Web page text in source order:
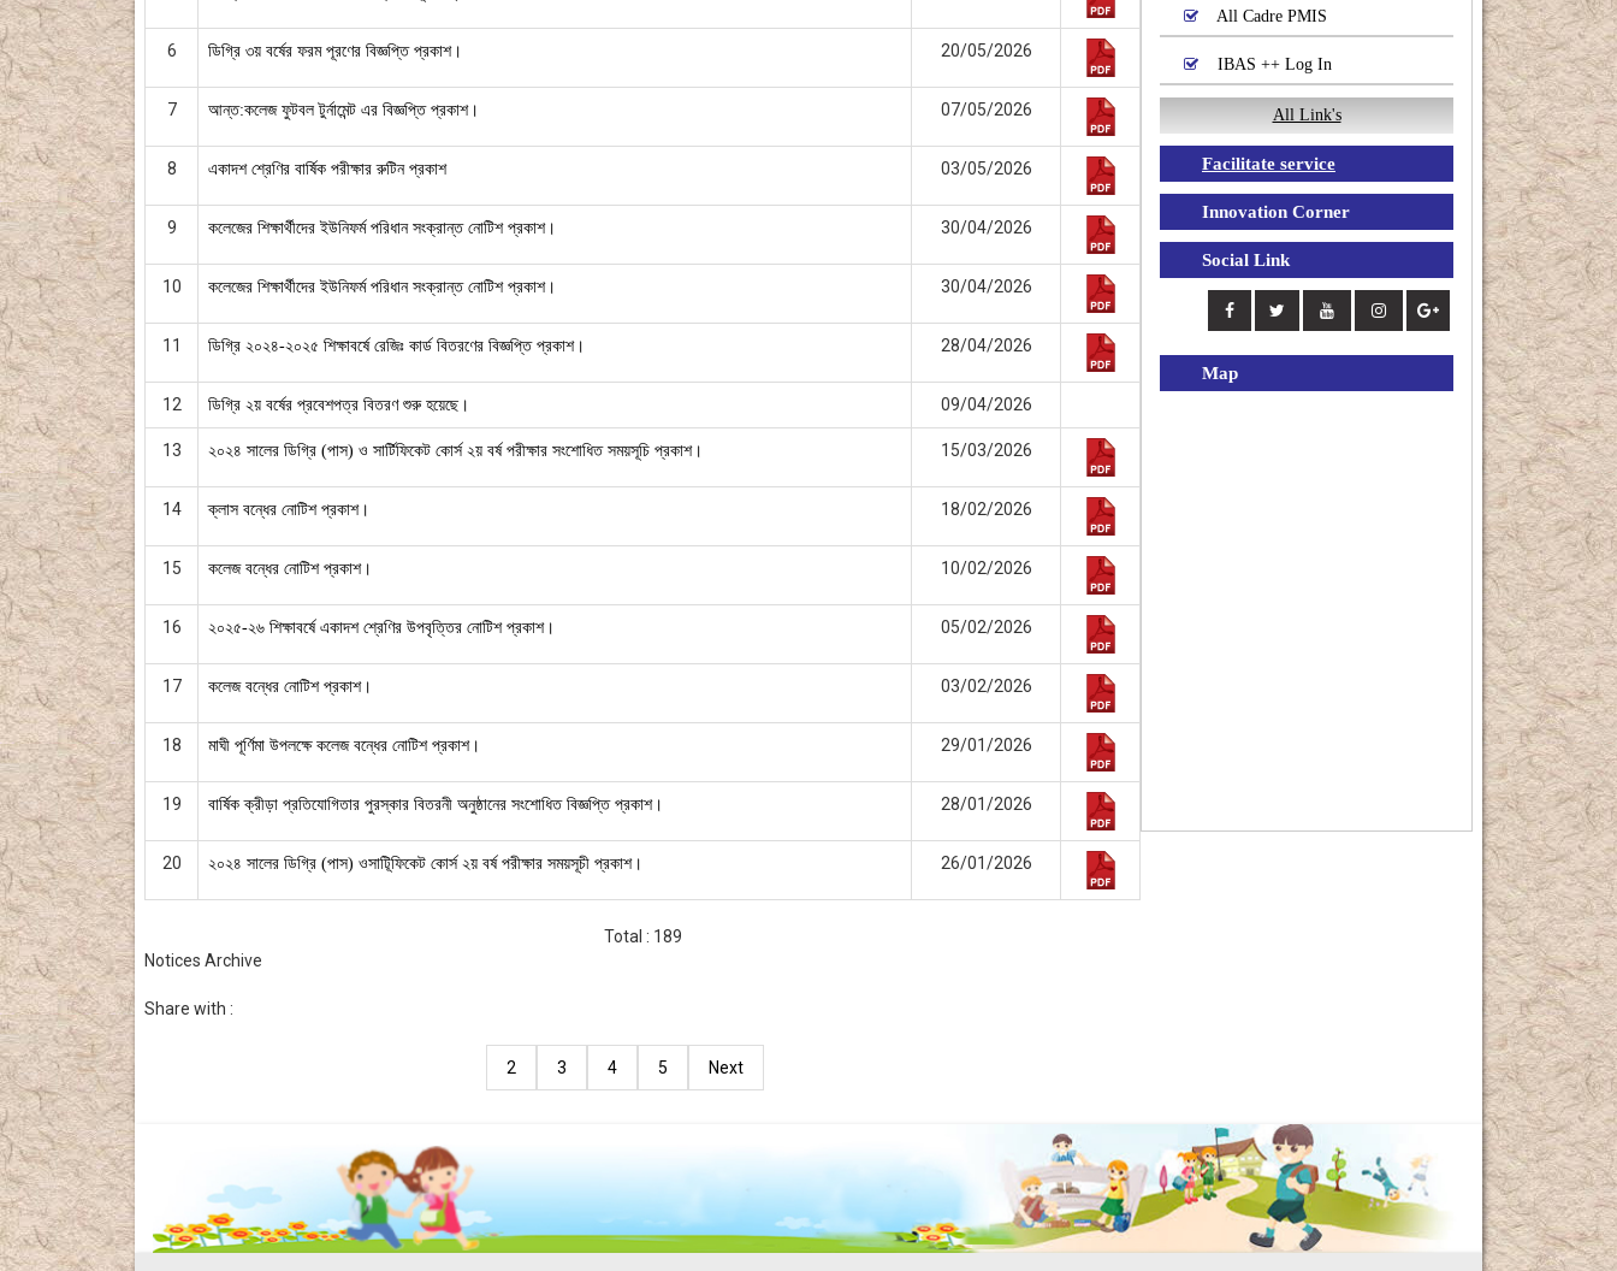
6 ডিগ্রি ৩য় বর্ষের ফরম পূরণের বিজ্ঞপ্তি প্রকাশ। 20/05/2026
7 আন্ত:কলেজ ফুটবল টুর্নামেন্ট এর বিজ্ঞপ্তি প্রকাশ। 07/05/2026
8 একাদশ শ্রেণির বার্ষিক পরীক্ষার রুটিন প্রকাশ 03/05/2026
9 কলেজের শিক্ষার্থীদের ইউনিফর্ম পরিধান সংক্রান্ত নোটিশ প্রকাশ। 30/04/2026
10 কলেজের শিক্ষার্থীদের ইউনিফর্ম পরিধান সংক্রান্ত নোটিশ প্রকাশ। 30/04/2026
11 ডিগ্রি ২০২৪-২০২৫ শিক্ষাবর্ষে রেজিঃ কার্ড বিতরণের বিজ্ঞপ্তি প্রকাশ। 28/04/2026
12 ডিগ্রি ২য় বর্ষের প্রবেশপত্র বিতরণ শুরু হয়েছে। 09/04/2026
13 ২০২৪ সালের ডিগ্রি (পাস) ও সার্টিফিকেট কোর্স ২য় বর্ষ পরীক্ষার সংশোধিত সময়সূচি প্রকাশ। 15/03/2026
14 ক্লাস বন্ধের নোটিশ প্রকাশ। 18/02/2026
15 কলেজ বন্ধের নোটিশ প্রকাশ। 10/02/2026
16 ২০২৫-২৬ শিক্ষাবর্ষে একাদশ শ্রেণির উপবৃত্তির নোটিশ প্রকাশ। 05/02/2026
17 কলেজ বন্ধের নোটিশ প্রকাশ। 03/02/2026
18 মাঘী পূর্ণিমা উপলক্ষে কলেজ বন্ধের নোটিশ প্রকাশ। 29/01/2026
19 বার্ষিক ক্রীড়া প্রতিযোগিতার পুরস্কার বিতরনী অনুষ্ঠানের সংশোধিত বিজ্ঞপ্তি প্রকাশ। 28/01/2026
20 ২০২৪ সালের ডিগ্রি (পাস) ওসাটিূফিকেট কোর্স ২য় বর্ষ পরীক্ষার সময়সূচী প্রকাশ। 26/01/2026
Total : 189
Notices Archive
Share with :
2 3 4 5 Next
All Cadre PMIS
IBAS ++ Log In
All Link's
Facilitate service
Innovation Corner
Social Link
Map